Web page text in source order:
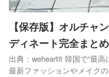
【保存版】オルチャ
ディネート完全まとめ
出典：weheartit 韓国で“最
最新ファッションやメイク